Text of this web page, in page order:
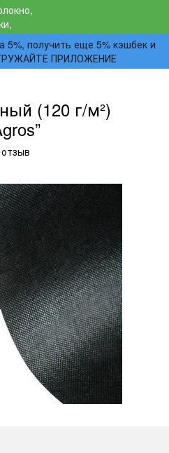
5%, получить еще 5% кэшбек и
ПРИЛОЖЕНИЕ
(120 г/м²)